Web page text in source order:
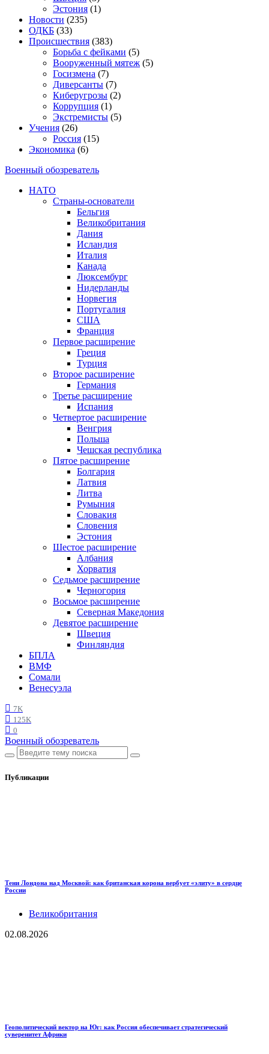
Эстония (1)
Новости (235)
ОДКБ (33)
Происшествия (383)
Борьба с фейками (5)
Вооруженный мятеж (5)
Госизмена (7)
Диверсанты (7)
Киберугрозы (2)
Коррупция (1)
Экстремисты (5)
Учения (26)
Россия (15)
Экономика (6)
Военный обозреватель
НАТО
Страны-основатели
Бельгия
Великобритания
Дания
Исландия
Италия
Канада
Люксембург
Нидерланды
Норвегия
Португалия
США
Франция
Первое расширение
Греция
Турция
Второе расширение
Германия
Третье расширение
Испания
Четвертое расширение
Венгрия
Польша
Чешская республика
Пятое расширение
Болгария
Латвия
Литва
Румыния
Словакия
Словения
Эстония
Шестое расширение
Албания
Хорватия
Седьмое расширение
Черногория
Восьмое расширение
Северная Македония
Девятое расширение
Швеция
Финляндия
БПЛА
ВМФ
Сомали
Венесуэла
7K
125K
0
Военный обозреватель
Публикации
Тени Лондона над Москвой: как британская корона вербует «элиту» в сердце
России
Великобритания
02.08.2026
Геополитический вектор на Юг: как Россия обеспечивает стратегический
суверенитет Африки